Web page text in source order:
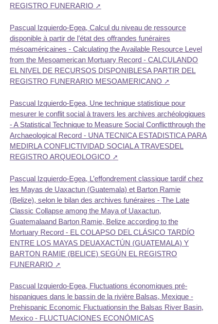
REGISTRO FUNERARIO
Pascual Izquierdo-Egea, Calcul du niveau de ressource
disponible à partir de l’état des offrandes funéraires
mésoaméricaines - Calculating the Available Resource Level
from the Mesoamerican Mortuary Record - CALCULANDO
EL NIVEL DE RECURSOS DISPONIBLESA PARTIR DEL
REGISTRO FUNERARIO MESOAMERICANO
Pascual Izquierdo-Egea, Une technique statistique pour
mesurer le conflit social à travers les archives archéologiques
- A Statistical Technique to Measure Social Conflictthrough the
Archaeological Record - UNA TECNICA ESTADISTICA PARA
MEDIRLA CONFLICTIVIDAD SOCIAL A TRAVESDEL
REGISTRO ARQUEOLOGICO
Pascual Izquierdo-Egea, L’effondrement classique tardif chez
les Mayas de Uaxactun (Guatemala) et Barton Ramie
(Belize), selon le bilan des archives funéraires - The Late
Classic Collapse among the Maya of Uaxactun,
Guatemalaand Barton Ramie, Belize according to the
Mortuary Record - EL COLAPSO DEL CLÁSICO TARDÍO
ENTRE LOS MAYAS DEUAXACTÚN (GUATEMALA) Y
BARTON RAMIE (BELICE) SEGÚN EL REGISTRO
FUNERARIO
Pascual Izquierdo-Egea, Fluctuations économiques pré-
hispaniques dans le bassin de la rivière Balsas, Mexique -
Prehispanic Economic Fluctuationsin the Balsas River Basin,
Mexico - FLUCTUACIONES ECONÓMICAS